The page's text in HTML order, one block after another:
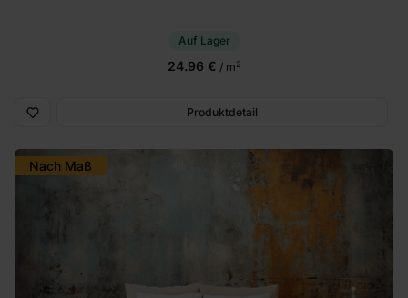
Auf Lager
24.96 € / m2
Produktdetail
Nach Maß